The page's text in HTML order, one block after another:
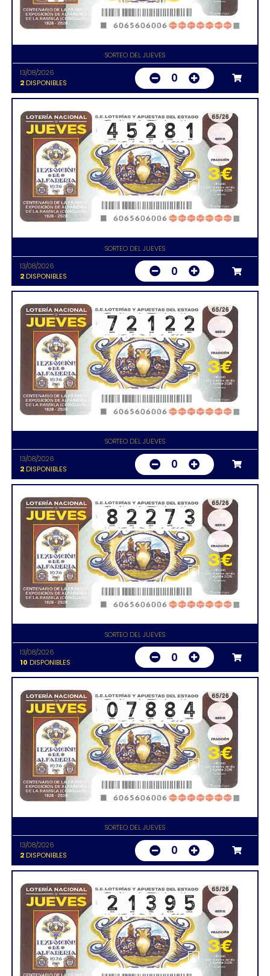
SORTEO DEL JUEVES
13/08/2026
2DISPONIBLES 0
SORTEO DEL JUEVES
13/08/2026
2DISPONIBLES 0
SORTEO DEL JUEVES
13/08/2026
2DISPONIBLES 0
SORTEO DEL JUEVES
13/08/2026
10 DISPONIBLES 0
SORTEO DEL JUEVES
13/08/2026
2DISPONIBLES 0